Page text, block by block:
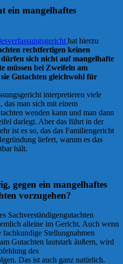
ein mangelhaftes
hat hierzu
rechtfertigen keinen
sich nicht auf mangelhafte
müssen bei Zweifeln am
Gutachten gleichwohl für
interpretieren viele
das man sich mit einem
wenden kann und man dann
darlegt. Aber das führt in der
ist es so, das das Familiengericht
liefert, warum es das
hält.
gegen ein mangelhaftes
vorzugehen?
Sachverständigengutachten
alleine im Gericht. Auch wenn
Stellungnahmen
Gutachten lautstark äußern, wird
des
Das ist auch ganz natürlich.